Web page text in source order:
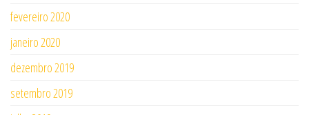
fevereiro 2020
janeiro 2020
dezembro 2019
setembro 2019